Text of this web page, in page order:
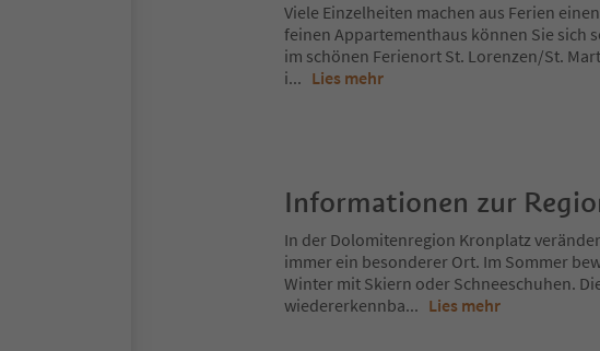
Viele Einzelheiten machen aus Ferien
feinen Appartementhaus können Sie sich
im schönen Ferienort St. Lorenzen/St.
i... Lies mehr
Informationen zur
In der Dolomitenregion Kronplatz
immer ein besonderer Ort. Im Sommer
Winter mit Skiern oder Schneeschuhen.
wiedererkennba... Lies mehr